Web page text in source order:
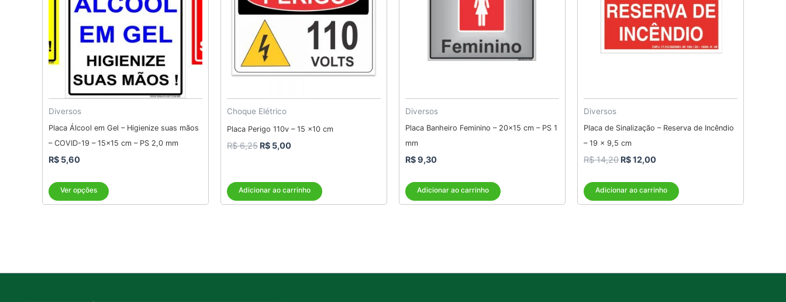
Diversos
Placa Álcool em Gel – Higienize suas mãos
– COVID-19 – 15×15 cm – PS 2,0 mm
R$ 5,60
Ver opções
variantes.
opções
podem
ser
escolhidas
na
página
do
produto
Choque Elétrico
Placa Perigo 110v – 15 x10 cm
R$6,25 R$ 5,00
Adicionar ao carrinho
Diversos
Placa Banheiro Feminino – 20×15 cm – PS 1
mm
R$9,30
Adicionar ao carrinho
Diversos
Placa de Sinalização – Reserva de Incêndio
– 19 x 9,5 cm
R$14,20 R$12,00
Adicionar ao carrinho